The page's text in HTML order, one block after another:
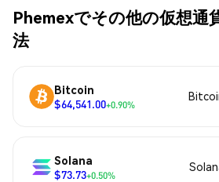
Phemexでその他の仮想通
法
Bitcoin
$64,541.00+0.90%
Solana
$73.73+0.50%